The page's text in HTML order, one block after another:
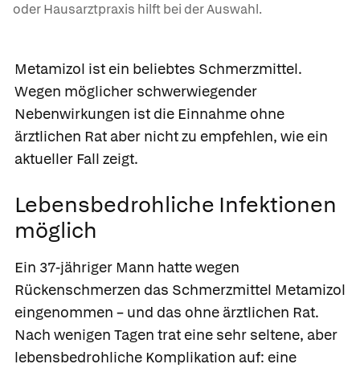
oder Hausarztpraxis hilft bei der Auswahl.
Metamizol ist ein beliebtes Schmerzmittel.
Wegen möglicher schwerwiegender
Nebenwirkungen ist die Einnahme ohne
ärztlichen Rat aber nicht zu empfehlen, wie ein
aktueller Fall zeigt.
Lebensbedrohliche Infektionen
möglich
Ein 37-jähriger Mann hatte wegen
Rückenschmerzen das Schmerzmittel Metamizol
eingenommen – und das ohne ärztlichen Rat.
Nach wenigen Tagen trat eine sehr seltene, aber
lebensbedrohliche Komplikation auf: eine